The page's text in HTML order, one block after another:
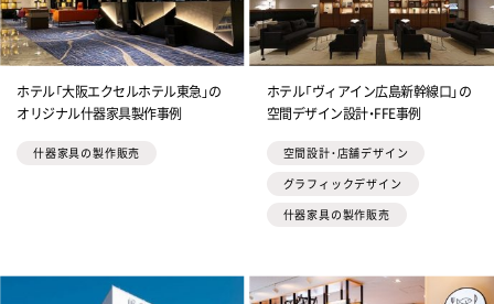
ホテル「大阪エクセルホテル東急」の
オリジナル什器家具製作事例
什器家具の製作販売
ホテル「ヴィアイン広島新幹線口」の
空間デザイン設計・FFE事例
空間設計・店舗デザイン
グラフィックデザイン
什器家具の製作販売